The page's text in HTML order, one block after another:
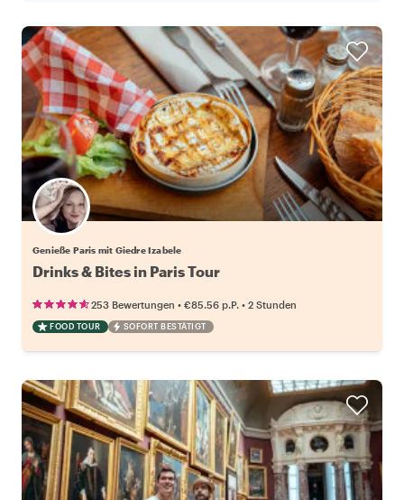
Genieße Paris mit Giedre Izabele
Drinks & Bites in Paris Tour
253 Bewertungen • €85.56 p.P. • 2 Stunden
FOOD TOUR SOFORT BESTÄTIGT